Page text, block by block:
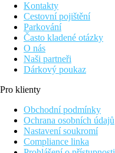
Kontakty
Cestovní pojištění
Parkování
Často kladené otázky
O nás
Naši partneři
Dárkový poukaz
Pro klienty
Obchodní podmínky
Ochrana osobních údajů
Nastavení soukromí
Compliance linka